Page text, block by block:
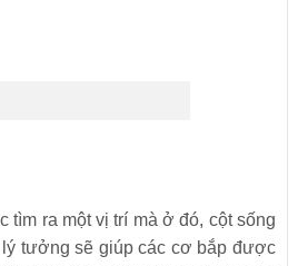
tìm ra một vị trí mà ở đó, cột sống
tưởng sẽ giúp các cơ bắp được